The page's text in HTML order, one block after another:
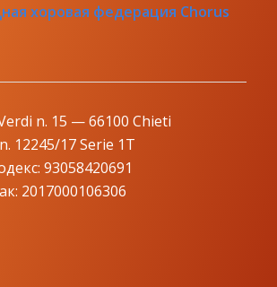
хоровая федерация Chorus
n. 15 — 66100 Chieti
12245/17 Serie 1T
93058420691
2017000106306